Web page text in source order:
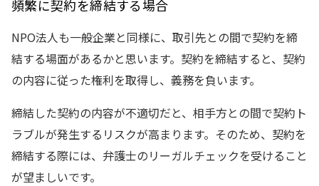
頻繁に契約を締結する場合
NPO法人も一般企業と同様に、取引先との間で契約を締
結する場面があるかと思います。契約を締結すると、契約
の内容に従った権利を取得し、義務を負います。
締結した契約の内容が不適切だと、相手方との間で契約ト
ラブルが発生するリスクが高まります。そのため、契約を
締結する際には、弁護士のリーガルチェックを受けること
が望ましいです。